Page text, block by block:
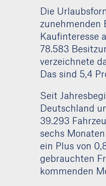
Die
zunehmenden
Kaufinteresse
78.583
verzeichnete
Das sind 5,4
Seit
Deutschland
39.293
sechs
ein Plus von
gebrauchten
kommenden